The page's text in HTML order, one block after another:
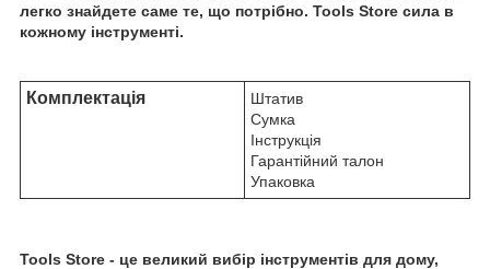
легко знайдете саме те, що потрібно. Tools Store сила в
кожному інструменті.
Комплектація
Штатив
Сумка
Інструкція
Гарантійний талон
Упаковка
Tools Store - це великий вибір інструментів для дому,